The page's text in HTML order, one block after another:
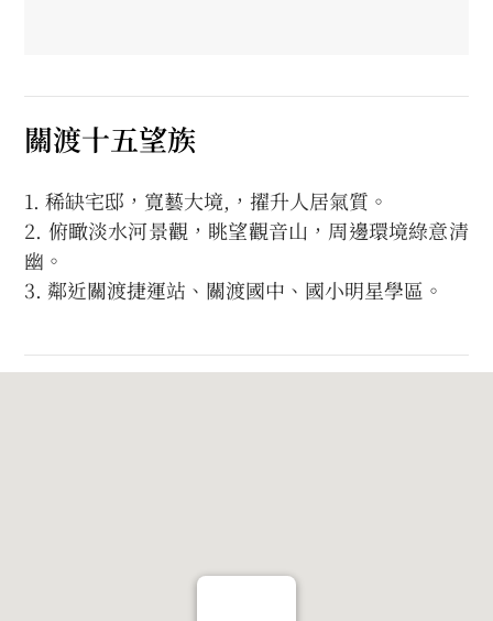
關渡十五望族
1. 稀缺宅邸，寛藝大境,，擢升人居氣質。
2. 俯瞰淡水河景觀，眺望觀音山，周邊環境綠意清
幽。
3. 鄰近關渡捷運站、關渡國中、國小明星學區。